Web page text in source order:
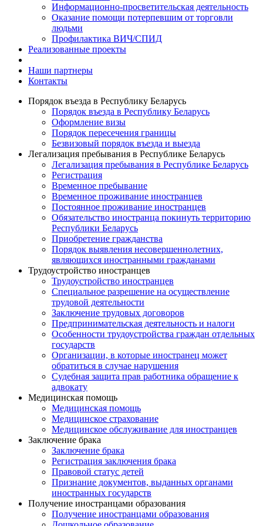
Информационно-просветительская деятельность
Оказание помощи потерпевшим от торговли
людьми
Профилактика ВИЧ/СПИД
Реализованные проекты
Наши партнеры
Контакты
Порядок въезда в Республику Беларусь
Порядок въезда в Республику Беларусь
Оформление визы
Порядок пересечения границы
Безвизовый порядок въезда и выезда
Легализация пребывания в Республике Беларусь
Легализация пребывания в Республике Беларусь
Регистрация
Временное пребывание
Временное проживание иностранцев
Постоянное проживание иностранцев
Обязательство иностранца покинуть территорию
Республики Беларусь
Приобретение гражданства
Порядок выявления несовершеннолетних,
являющихся иностранными гражданами
Трудоустройство иностранцев
Трудоустройство иностранцев
Специальное разрешение на осуществление
трудовой деятельности
Заключение трудовых договоров
Предпринимательская деятельность и налоги
Особенности трудоустройства граждан отдельных
государств
Организации, в которые иностранец может
обратиться в случае нарушения
Судебная защита прав работника обращение к
адвокату
Медицинская помощь
Медицинская помощь
Медицинское страхование
Медицинское обслуживание для иностранцев
Заключение брака
Заключение брака
Регистрация заключения брака
Правовой статус детей
Признание документов, выданных органами
иностранных государств
Получение иностранцами образования
Получение иностранцами образования